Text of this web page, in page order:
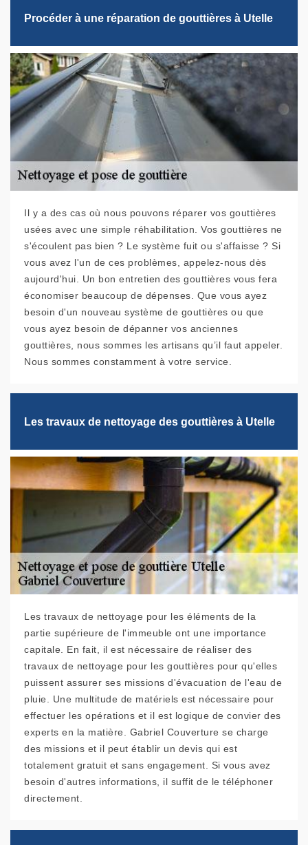
Procéder à une réparation de gouttières à Utelle
Il y a des cas où nous pouvons réparer vos gouttières
usées avec une simple réhabilitation. Vos gouttières ne
s'écoulent pas bien ? Le système fuit ou s'affaisse ? Si
vous avez l'un de ces problèmes, appelez-nous dès
aujourd'hui. Un bon entretien des gouttières vous fera
économiser beaucoup de dépenses. Que vous ayez
besoin d'un nouveau système de gouttières ou que
vous ayez besoin de dépanner vos anciennes
gouttières, nous sommes les artisans qu’il faut appeler.
Nous sommes constamment à votre service.
Les travaux de nettoyage des gouttières à Utelle
Les travaux de nettoyage pour les éléments de la
partie supérieure de l'immeuble ont une importance
capitale. En fait, il est nécessaire de réaliser des
travaux de nettoyage pour les gouttières pour qu'elles
puissent assurer ses missions d'évacuation de l'eau de
pluie. Une multitude de matériels est nécessaire pour
effectuer les opérations et il est logique de convier des
experts en la matière. Gabriel Couverture se charge
des missions et il peut établir un devis qui est
totalement gratuit et sans engagement. Si vous avez
besoin d'autres informations, il suffit de le téléphoner
directement.